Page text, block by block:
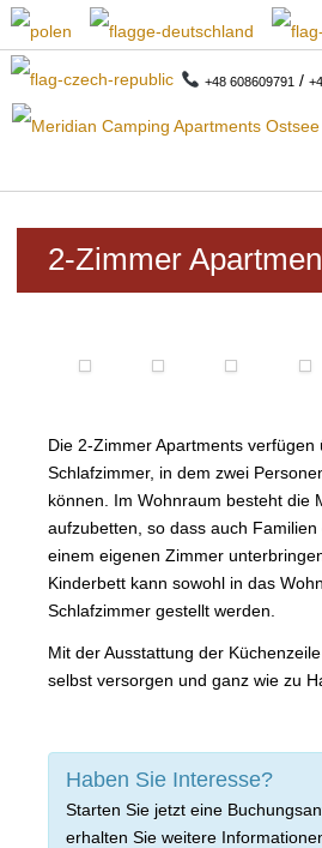
+48 608609791 /
START
APARTMENTS
CAMPING
CAMPINGPLAN
PREISE
PREISE
ERLEBEN
GALERIE
ANFAHRT
2-Zimmer
Die 2-Zimmer Apartments verfügen
Schlafzimmer, in dem zwei
können. Im Wohnraum besteht die
aufzubetten, so dass auch
einem eigenen Zimmer
Kinderbett kann sowohl in das
Schlafzimmer gestellt werden.
Mit der Ausstattung der
selbst versorgen und ganz wie zu
Haben Sie Interesse?
Starten Sie jetzt eine
erhalten Sie weitere